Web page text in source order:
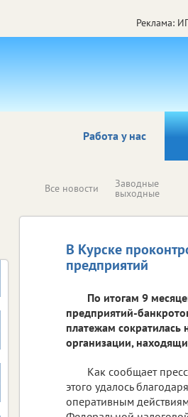
Реклама:
Работа у нас
Все новости Заводные
выходные
В Курске
предприятий
По итогам 9
предприятий-
платежам сократилась
организации,
Как сообщает
этого удалось
оперативным